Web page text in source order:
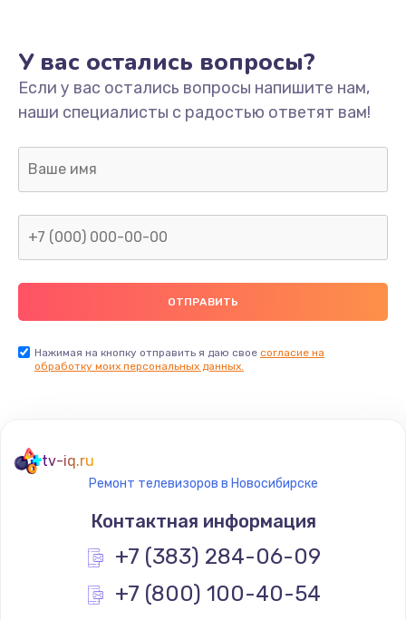
Не включается
1400 руб.
Заказать
800 руб.
400 руб.
Не реагирует на кнопки
Не сопряжается с устройством
Помехи и искажение звука
У вас остались вопросы?
Если у вас остались вопросы напишите нам,
наши специалисты с радостью ответят вам!
Нажимая на кнопку отправить я даю свое согласие на
обработку моих персональных данных.
tv-iq.ru
Ремонт телевизоров в Новосибирске
Контактная информация
+7 (383) 284-06-09
+7 (800) 100-40-54